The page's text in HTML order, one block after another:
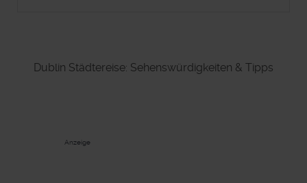
Dublin Städtereise: Sehenswürdigkeiten & Tipps
Anzeige